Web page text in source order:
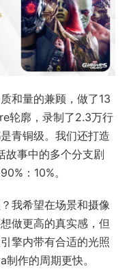
和量的兼顾，做了13
轮廓，录制了2.3万行
青铜级。我们还打造
故事中的多个分支剧
：10%。
我希望在场景和摄像
做更高的真实感，但
擎内带有合适的光照
作的周期更快。